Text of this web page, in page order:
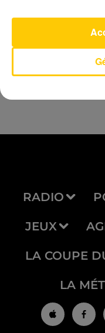
RADIO
JEUX
LA COUPE
LA